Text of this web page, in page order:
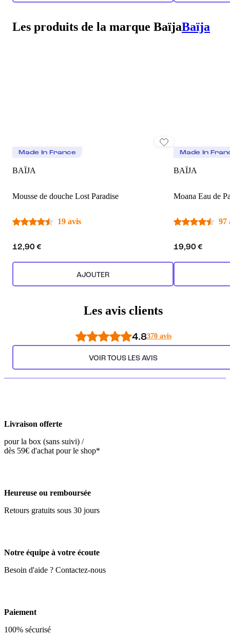
Les produits de la marque BaïjaBaïja
Made In France
BAÏJA
Mousse de douche Lost Paradise
19 avis
12,90 €
AJOUTER
Made In
BAÏJA
Moana Eau de
97
19,90 €
Les avis clients
4.8370 avis
VOIR TOUS LES AVIS
Livraison offerte
pour la box (sans suivi) /
dès 59€ d'achat pour le shop*
Heureuse ou remboursée
Retours gratuits sous 30 jours
Notre équipe à votre écoute
Besoin d'aide ? Contactez-nous
Paiement
100% sécurisé